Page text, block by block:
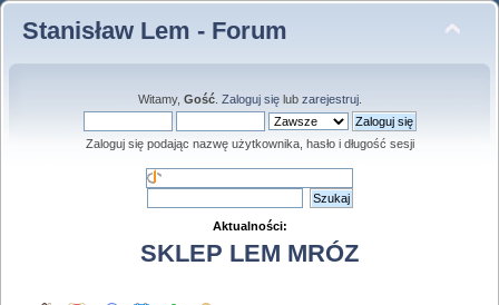
Stanisław Lem - Forum
Witamy, Gość. Zaloguj sięlub zarejestruj.
Zaloguj się podając nazwę użytkownika, hasło i długość sesji
Aktualności:
SKLEP LEM MRÓZ